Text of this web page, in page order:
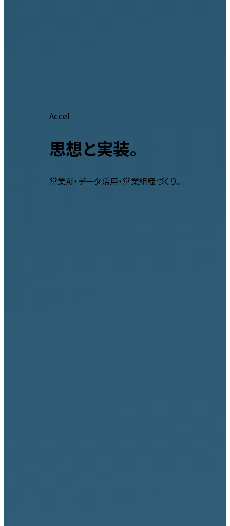
Accel
思想と実装。
営業AI・データ活用・営業組織づくり。